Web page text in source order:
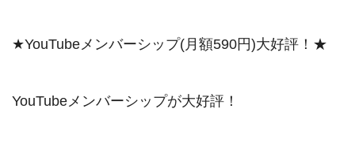
★YouTubeメンバーシップ(月額590円)大好評！★
YouTubeメンバーシップが大好評！